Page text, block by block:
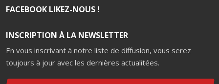
FACEBOOK LIKEZ-NOUS !
INSCRIPTION À LA NEWSLETTER
En vous inscrivant à notre liste de diffusion, vous serez
toujours à jour avec les dernières actualitées.